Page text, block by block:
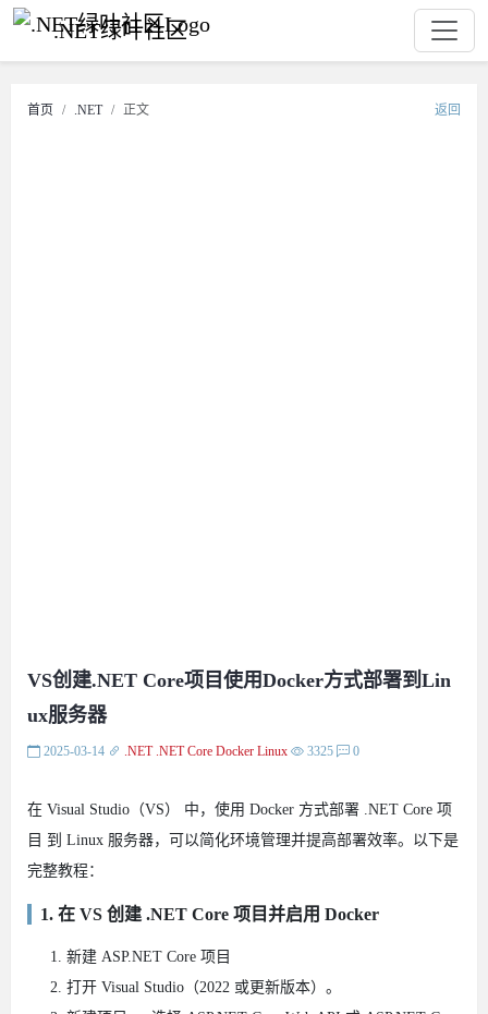
.NET绿叶社区
首页 .NET 正文 返回
VS创建.NET Core项目使用Docker方式部署到Lin
ux服务器
2025-03-14 .NET .NET Core Docker Linux 3325 0
在 Visual Studio（VS） 中，使用 Docker 方式部署 .NET Core 项
目 到 Linux 服务器，可以简化环境管理并提高部署效率。以下是
完整教程：
1. 在 VS 创建 .NET Core 项目并启用 Docker
新建 ASP.NET Core 项目
打开 Visual Studio（2022 或更新版本）。